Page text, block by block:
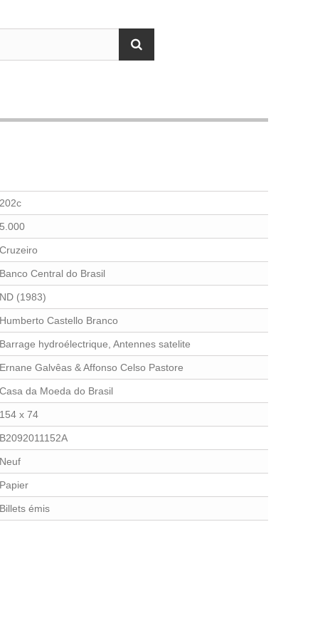
202c
5.000
Cruzeiro
Banco Central do Brasil
ND (1983)
Humberto Castello Branco
Barrage hydroélectrique, Antennes satelite
Ernane Galvêas & Affonso Celso Pastore
Casa da Moeda do Brasil
154 x 74
B2092011152A
Neuf
Papier
Billets émis